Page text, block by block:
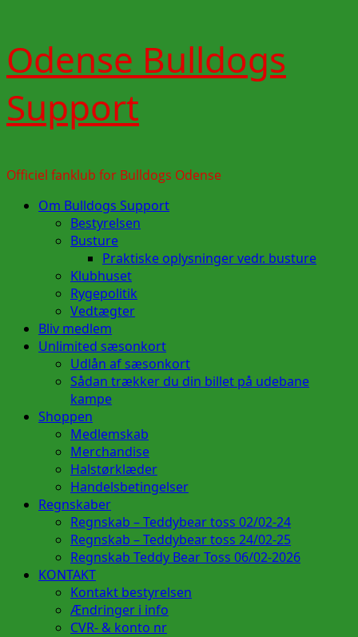
to
content
Odense Bulldogs
Support
Officiel fanklub for Bulldogs Odense
PrimaryOm Bulldogs Support
Bestyrelsen
Busture
Praktiske oplysninger vedr. busture
Klubhuset
Rygepolitik
Vedtægter
Bliv medlem
Unlimited sæsonkort
Udlån af sæsonkort
Sådan trækker du din billet på udebane
kampe
Shoppen
Medlemskab
Merchandise
Halstørklæder
Handelsbetingelser
Regnskaber
Regnskab – Teddybear toss 02/02-24
Regnskab – Teddybear toss 24/02-25
Regnskab Teddy Bear Toss 06/02-2026
KONTAKT
Kontakt bestyrelsen
Ændringer i info
CVR- & konto nr